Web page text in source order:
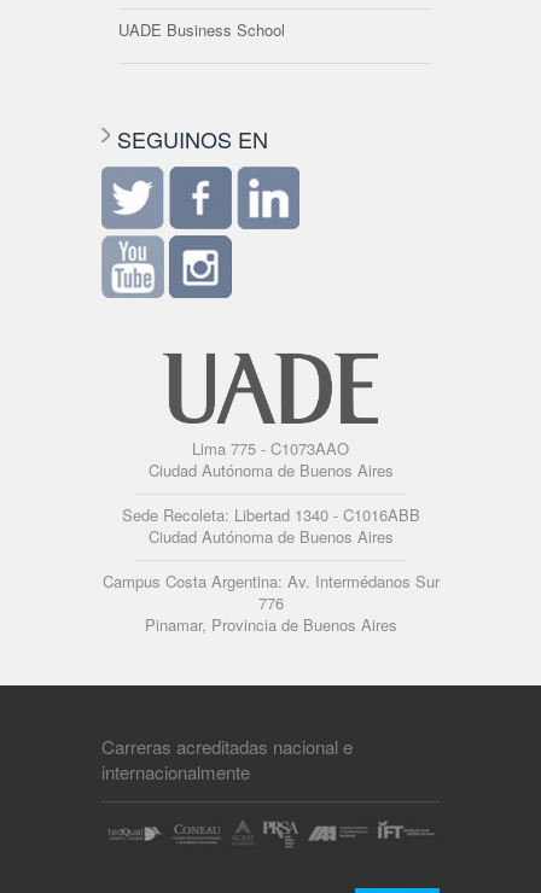
UADE Business School
SEGUINOS EN
Lima 775 - C1073AAO
Ciudad Autónoma de Buenos Aires
Sede Recoleta: Libertad 1340 - C1016ABB
Ciudad Autónoma de Buenos Aires
Campus Costa Argentina: Av. Intermédanos Sur
776
Pinamar, Provincia de Buenos Aires
Carreras acreditadas nacional e
internacionalmente